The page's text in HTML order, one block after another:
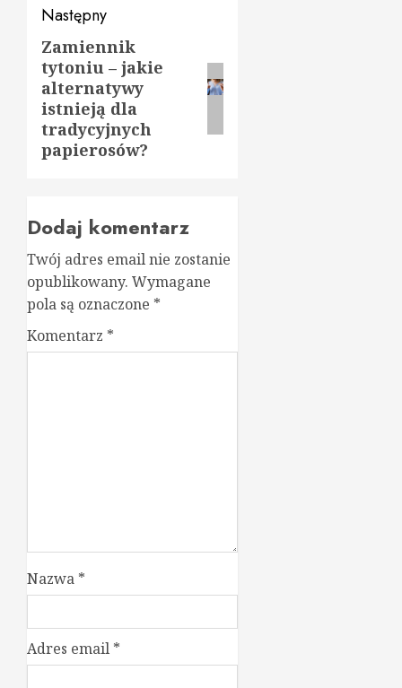
Następny
Następny
wpis:
Zamiennik
tytoniu – jakie
alternatywy
istnieją dla
tradycyjnych
papierosów?
Dodaj komentarz
Twój adres email nie zostanie
opublikowany. Wymagane
pola są oznaczone *
Komentarz *
Nazwa *
Adres email *